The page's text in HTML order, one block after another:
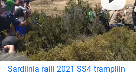
Sardiinia ralli 2021 SS4 trampliin